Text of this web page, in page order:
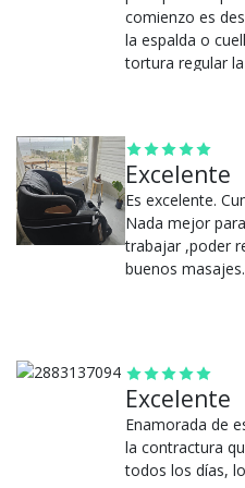
comienzo es
la espalda o
tortura regular
Excelente
Es excelente.
Nada mejor
trabajar ,poder
buenos masajes.
Excelente
Enamorada de
la contractura
todos los días,
¿Por qué
100% de
positivas en
5 estrellas
5 estrellas
Seguro de
envíos.
Garantía
nosotros.